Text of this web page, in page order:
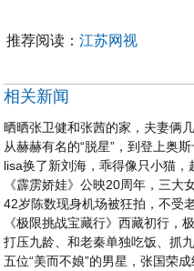
推荐阅读：江苏网视
相关新闻
晒晒张卫健和张茜的家，夫妻俩
从赫赫有名的“脱星”，到登上奥
lisa换了新刘海，乖得像只小猫，
《霹雳娇娃》公映20周年，三大
42岁陈数现身机场被狂拍，不受
《极限挑战宝藏行》西藏初行，
打压九龄、和老秦单独吃饭、抓
五位“美而不娘”的男星，张国荣